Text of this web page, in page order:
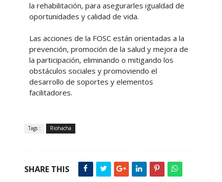
la rehabilitación, para asegurarles igualdad de
oportunidades y calidad de vida.
Las acciones de la FOSC están orientadas a la
prevención, promoción de la salud y mejora de
la participación, eliminando o mitigando los
obstáculos sociales y promoviendo el
desarrollo de soportes y elementos
facilitadores.
Tags : Riohacha
SHARE THIS